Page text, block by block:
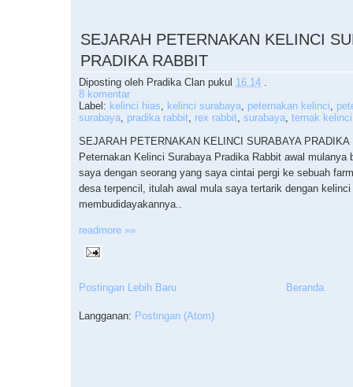
SEJARAH PETERNAKAN KELINCI
PRADIKA RABBIT
Diposting oleh Pradika Clan pukul 16.14
8 komentar
Label: kelinci hias kelinci surabaya peternakan kelinci
surabaya pradika rabbit rex rabbit surabaya ternak kelinci
SEJARAH PETERNAKAN KELINCI SURABAYA PRADIKA
Peternakan Kelinci Surabaya Pradika Rabbit awal mulanya
saya dengan seorang yang saya cintai pergi ke sebuah
desa terpencil, itulah awal mula saya tertarik dengan
membudidayakannya..
readmore »»
Postingan Lebih Baru Beranda
Langganan: Postingan (Atom)